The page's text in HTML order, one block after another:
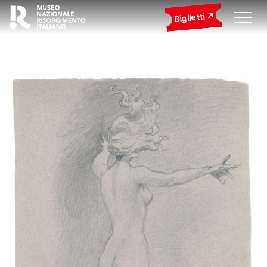
Biglietti